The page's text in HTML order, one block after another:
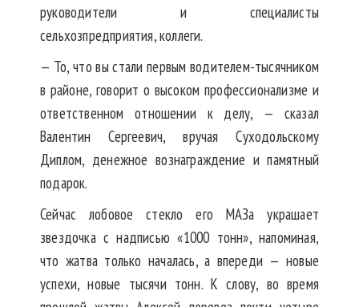
руководители и специалисты
сельхозпредприятия, коллеги.
— То, что вы стали первым водителем-тысячником
в районе, говорит о высоком профессионализме и
ответственном отношении к делу, — сказал
Валентин Сергеевич, вручая Суходольскому
Диплом, денежное вознаграждение и памятный
подарок.
Сейчас лобовое стекло его МАЗа украшает
звездочка с надписью «1000 тонн», напоминая,
что жатва только началась, а впереди — новые
успехи, новые тысячи тонн. К слову, во время